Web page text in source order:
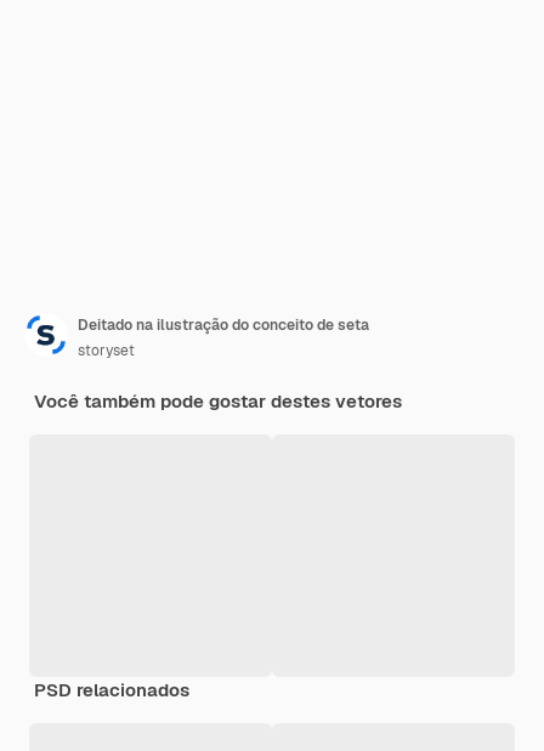
Deitado na ilustração do conceito de seta
storyset
Você também pode gostar destes vetores
PSD relacionados